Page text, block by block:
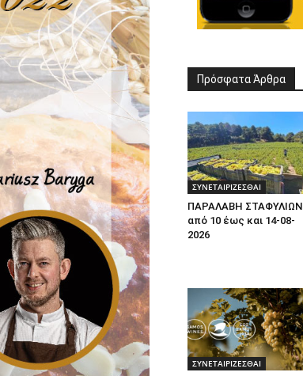
Πρόσφατα Άρθρα
ΣΥΝΕΤΑΙΡΙΖΕΣΘΑΙ
ΠΑΡΑΛΑΒΗ ΣΤΑΦΥΛΙΩΝ
από 10 έως και 14-08-
2026
ΣΥΝΕΤΑΙΡΙΖΕΣΘΑΙ